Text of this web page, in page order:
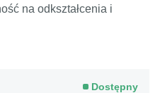
na odkształcenia i
Dostępny